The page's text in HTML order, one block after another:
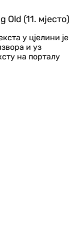
Old (11. мјесто)
у цјелини је
и уз
на порталу